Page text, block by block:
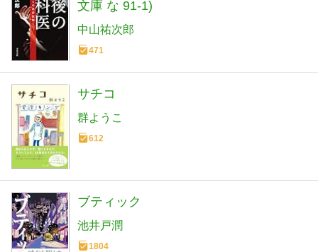
文庫 な 91-1)
中山祐次郎
471
サチコ
群ようこ
612
ブティック
池井戸潤
1804